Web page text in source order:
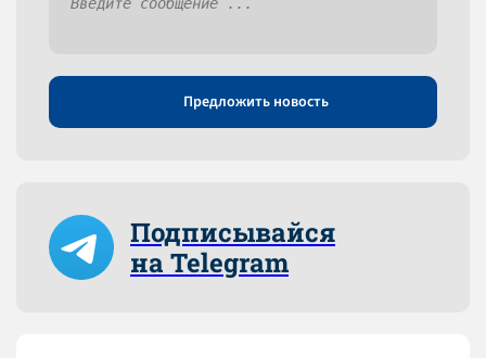
Предложить новость
Подписывайся
на Telegram